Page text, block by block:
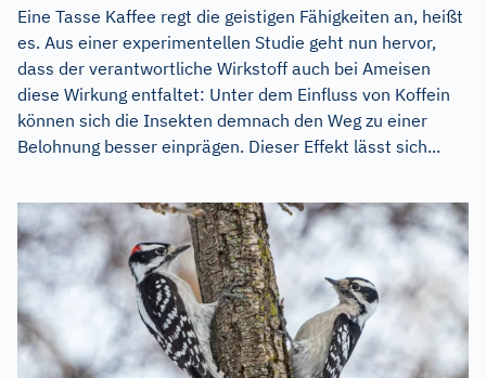
Eine Tasse Kaffee regt die geistigen Fähigkeiten an, heißt
es. Aus einer experimentellen Studie geht nun hervor,
dass der verantwortliche Wirkstoff auch bei Ameisen
diese Wirkung entfaltet: Unter dem Einfluss von Koffein
können sich die Insekten demnach den Weg zu einer
Belohnung besser einprägen. Dieser Effekt lässt sich...